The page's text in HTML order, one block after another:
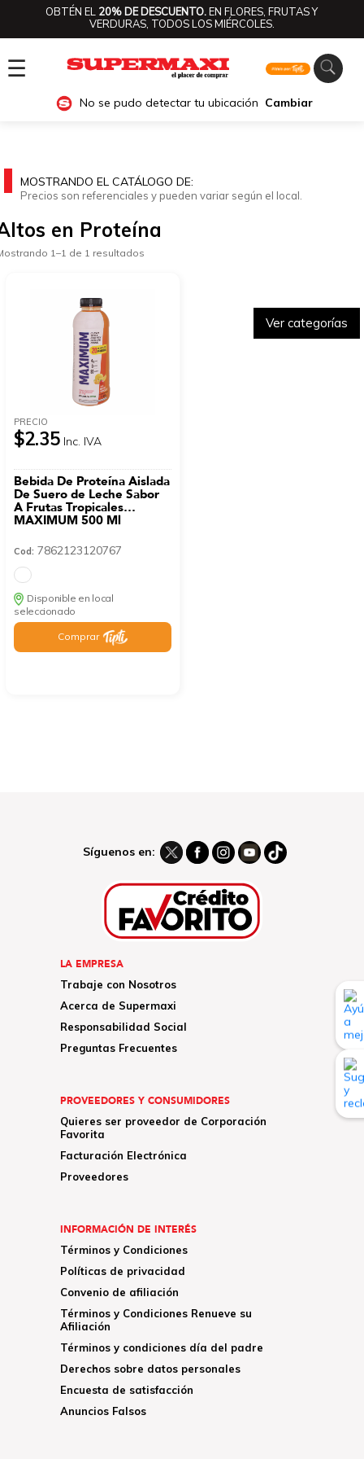
OBTÉN EL 20% DE DESCUENTO.EN FLORES, FRUTAS Y
VERDURAS, TODOS LOS MIÉRCOLES.
☰
No se pudo detectar tu ubicación Cambiar
Ver categorías
MOSTRANDO EL CATÁLOGO DE:
Precios son referenciales y pueden variar según el local.
en Proteína
1–1 de 1 resultados
PRECIO
$2.35 Inc. IVA
Bebida De Proteína Aislada
De Suero de Leche Sabor
A Frutas Tropicales
MAXIMUM 500 Ml
Cod: 7862123120767
Disponible en local
seleccionado
Comprar
Síguenos en:
LA EMPRESA
Trabaje con Nosotros
Acerca de Supermaxi
Responsabilidad Social
Preguntas Frecuentes
PROVEEDORES Y CONSUMIDORES
Quieres ser proveedor de Corporación
Favorita
Facturación Electrónica
Proveedores
INFORMACIÓN DE INTERÉS
Términos y Condiciones
Políticas de privacidad
Convenio de afiliación
Términos y Condiciones Renueve su
Afiliación
Términos y condiciones día del padre
Derechos sobre datos personales
Encuesta de satisfacción
Anuncios Falsos